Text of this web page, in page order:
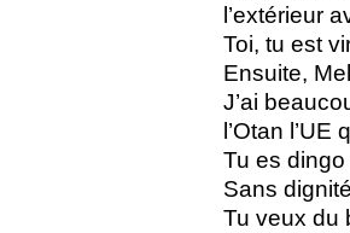
l’extérieur
Toi, tu est
Ensuite,
J’ai
l’Otan
Tu es
Sans
Tu veux du